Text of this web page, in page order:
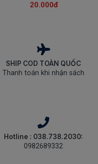
20.000đ
SHIP COD TOÀN QUỐC
Thanh toán khi nhận sách
Hotline : 038.738.2030:
0982689332